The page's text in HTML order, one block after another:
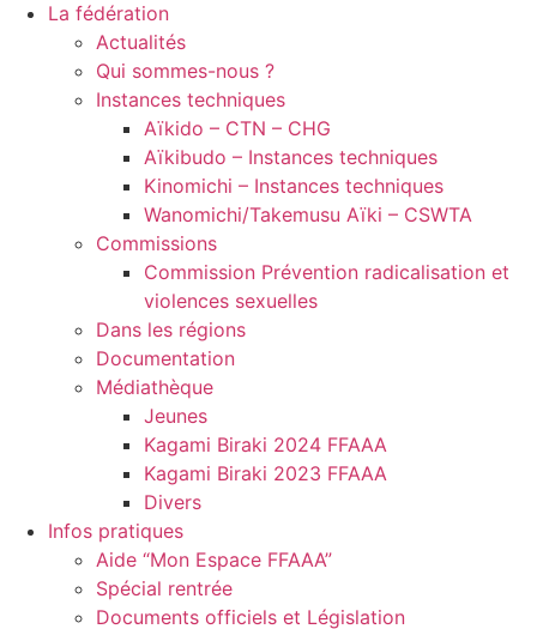
La fédération
Actualités
Qui sommes-nous ?
Instances techniques
Aïkido – CTN – CHG
Aïkibudo – Instances techniques
Kinomichi – Instances techniques
Wanomichi/Takemusu Aïki – CSWTA
Commissions
Commission Prévention radicalisation et
violences sexuelles
Dans les régions
Documentation
Médiathèque
Jeunes
Kagami Biraki 2024 FFAAA
Kagami Biraki 2023 FFAAA
Divers
Infos pratiques
Aide “Mon Espace FFAAA”
Spécial rentrée
Documents officiels et Législation